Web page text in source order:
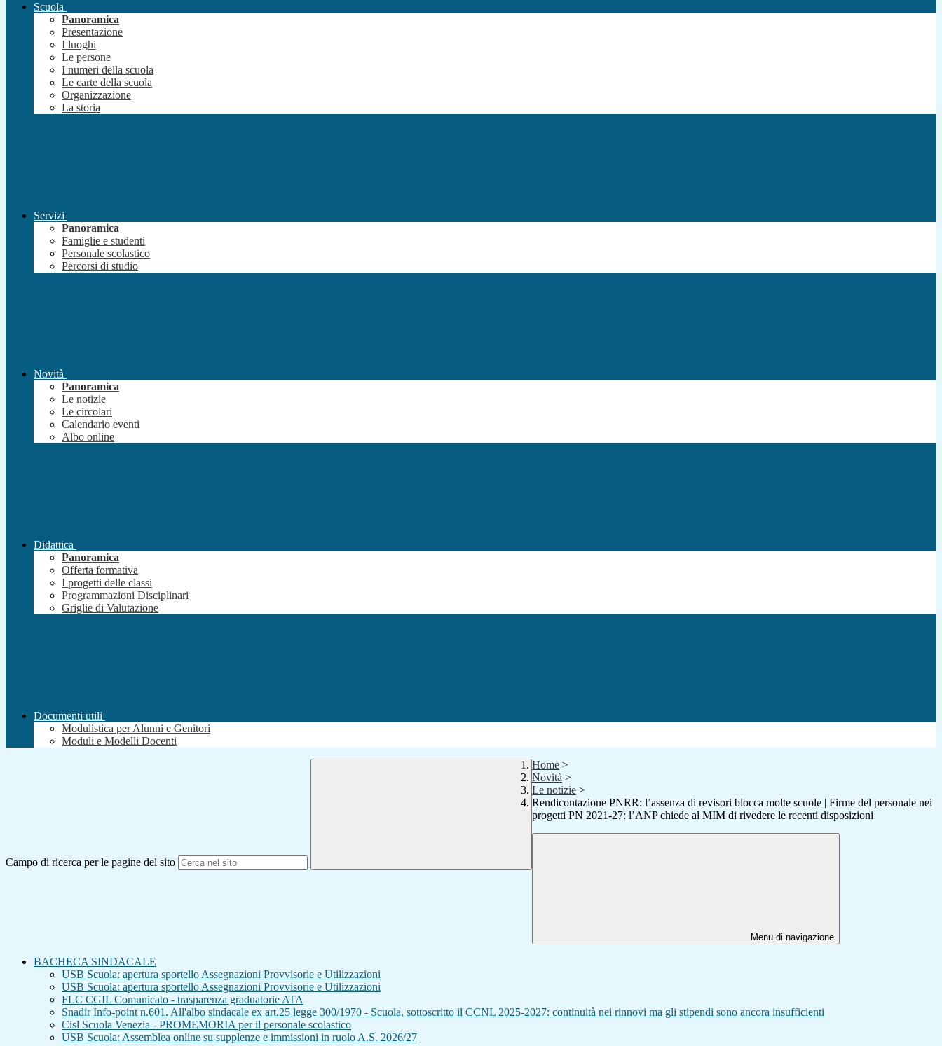
Scuola
Panoramica
Presentazione
I luoghi
Le persone
I numeri della scuola
Le carte della scuola
Organizzazione
La storia
Servizi
Panoramica
Famiglie e studenti
Personale scolastico
Percorsi di studio
Novità
Panoramica
Le notizie
Le circolari
Calendario eventi
Albo online
Didattica
Panoramica
Offerta formativa
I progetti delle classi
Programmazioni Disciplinari
Griglie di Valutazione
Documenti utili
Modulistica per Alunni e Genitori
Moduli e Modelli Docenti
Campo di ricerca per le pagine del sito
Home >
Novità >
Le notizie >
Rendicontazione PNRR: l’assenza di revisori blocca molte scuole | Firme del personale nei
progetti PN 2021-27: l’ANP chiede al MIM di rivedere le recenti disposizioni
Menu di navigazione
BACHECA SINDACALE
USB Scuola: apertura sportello Assegnazioni Provvisorie e Utilizzazioni
USB Scuola: apertura sportello Assegnazioni Provvisorie e Utilizzazioni
FLC CGIL Comunicato - trasparenza graduatorie ATA
Snadir Info-point n.601. All'albo sindacale ex art.25 legge 300/1970 - Scuola, sottoscritto il CCNL 2025-2027: continuità nei rinnovi ma gli stipendi sono ancora insufficienti
Cisl Scuola Venezia - PROMEMORIA per il personale scolastico
USB Scuola: Assemblea online su supplenze e immissioni in ruolo A.S. 2026/27